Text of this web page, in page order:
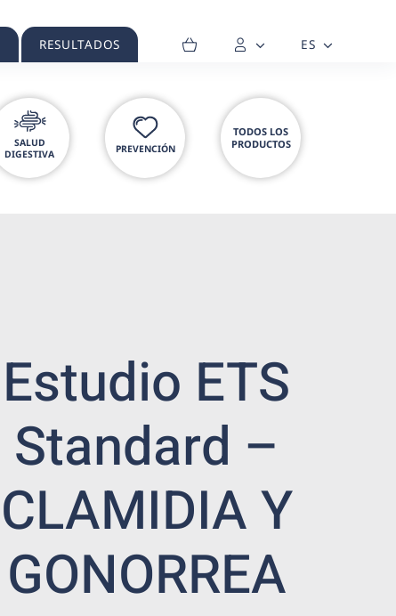
RESULTADOS ES
SALUD
DIGESTIVA
PREVENCIÓN
TODOS LOS
PRODUCTOS
Estudio ETS
Standard –
CLAMIDIA Y
GONORREA